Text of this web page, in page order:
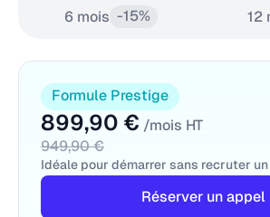
6 mois -15% 12
Formule Prestige
899,90 € /mois HT
949,90 €
Idéale pour démarrer sans recruter
Réserver un appel